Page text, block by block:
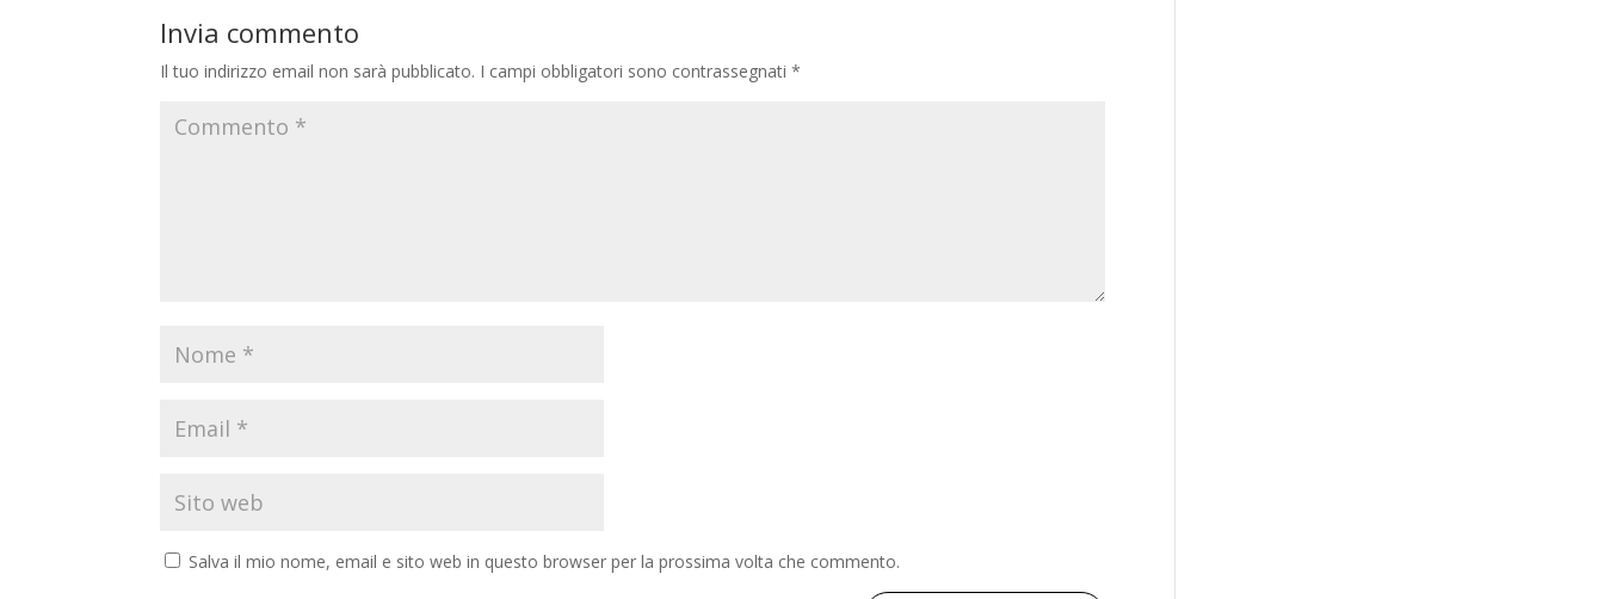
Invia commento
Il tuo indirizzo email non sarà pubblicato. I campi obbligatori sono contrassegnati*
Salva il mio nome, email e sito web in questo browser per la prossima volta che commento.